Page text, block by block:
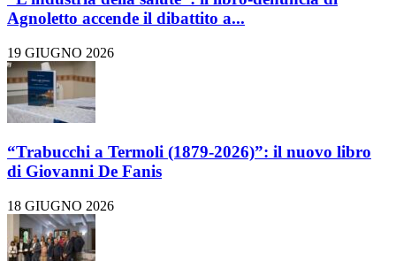
Agnoletto accende il dibattito a...
19 GIUGNO 2026
“Trabucchi a Termoli (1879-2026)”: il nuovo libro
di Giovanni De Fanis
18 GIUGNO 2026